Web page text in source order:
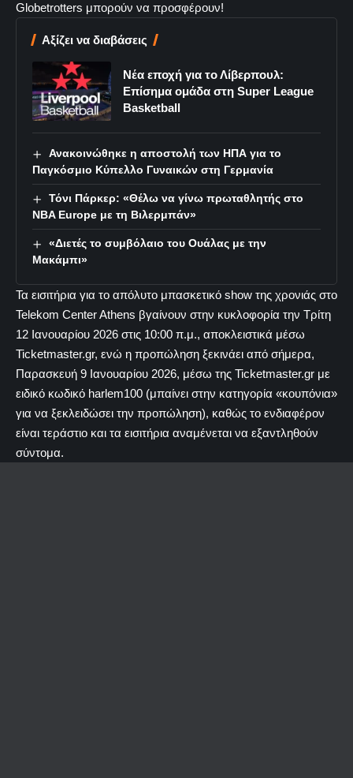
Globetrotters μπορούν να προσφέρουν!
Αξίζει να διαβάσεις
Νέα εποχή για το Λίβερπουλ:
Επίσημα ομάδα στη Super League
Basketball
Ανακοινώθηκε η αποστολή των ΗΠΑ για το
Παγκόσμιο Κύπελλο Γυναικών στη Γερμανία
Τόνι Πάρκερ: «Θέλω να γίνω πρωταθλητής στο
NBA Europe με τη Βιλερμπάν»
«Διετές το συμβόλαιο του Ουάλας με την
Μακάμπι»
Τα εισιτήρια για το απόλυτο μπασκετικό show της χρονιάς στο
Telekom Center Athens βγαίνουν στην κυκλοφορία την Τρίτη
12 Ιανουαρίου 2026 στις 10:00 π.μ., αποκλειστικά μέσω
Ticketmaster.gr, ενώ η προπώληση ξεκινάει από σήμερα,
Παρασκευή 9 Ιανουαρίου 2026, μέσω της Ticketmaster.gr με
ειδικό κωδικό harlem100 (μπαίνει στην κατηγορία «κουπόνια»
για να ξεκλειδώσει την προπώληση), καθώς το ενδιαφέρον
είναι τεράστιο και τα εισιτήρια αναμένεται να εξαντληθούν
σύντομα.